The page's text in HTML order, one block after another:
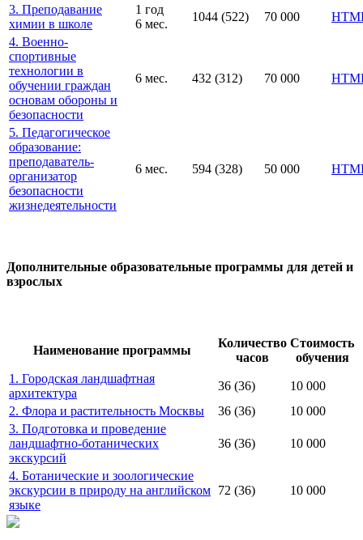
3. Преподавание
химии в школе
1 год
6 мес.
1044 (522) 70 000
4. Военно-
спортивные
технологии в
обучении граждан
основам обороны и
безопасности
6 мес. 432 (312) 70 000
5. Педагогическое
образование:
преподаватель-
организатор
безопасности
жизнедеятельности
6 мес. 594 (328) 50 000
Дополнительные образовательные программы для детей и
взрослых
Наименование программы
Количество
часов
Стоимость
обучения
1. Городская ландшафтная
архитектура
36 (36)
10 000
2. Флора и растительность Москвы
36 (36)
10 000
3. Подготовка и проведение
ландшафтно-ботанических
экскурсий
36 (36) 10 000
4. Ботанические и зоологические
экскурсии в природу на английском
языке
72 (36) 10 000